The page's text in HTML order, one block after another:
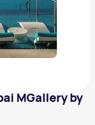
MGallery by